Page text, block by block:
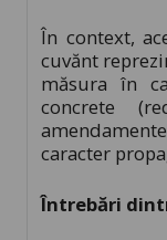
În context,
cuvănt
măsura în
concrete
caracter
Întrebări